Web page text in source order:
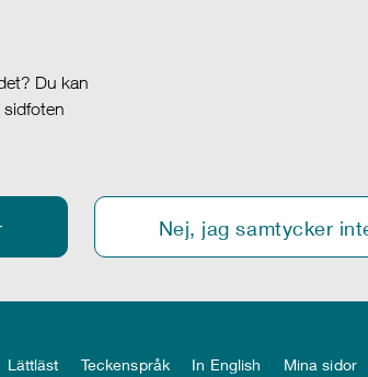
Du kan
sidfoten
Nej, jag samtycker
Lättläst Teckenspråk In English Mina sidor